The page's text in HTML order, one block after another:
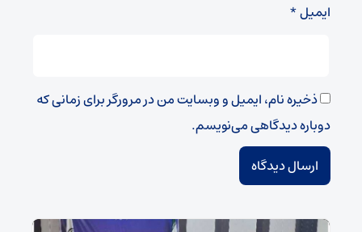
ایمیل*
ذخیره نام، ایمیل و وبسایت من در مرورگر برای زمانی که
دوباره دیدگاهی می‌نویسم.